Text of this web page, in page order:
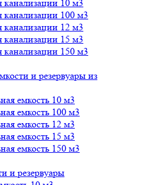
канализации 10 м3
канализации 100 м3
канализации 12 м3
канализации 15 м3
канализации 150 м3
и резервуары из
емкость 10 м3
емкость 100 м3
емкость 12 м3
емкость 15 м3
емкость 150 м3
и резервуары